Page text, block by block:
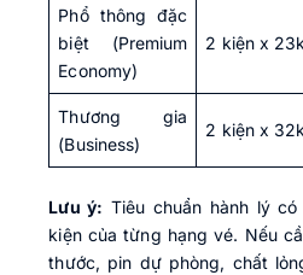
Phổ thông đặc
biệt (Premium
Economy)
2 kiện x
Thương gia
(Business)
2 kiện x
Lưu ý: Tiêu chuẩn hành lý
kiện của từng hạng vé. Nếu
thước, pin dự phòng, chất